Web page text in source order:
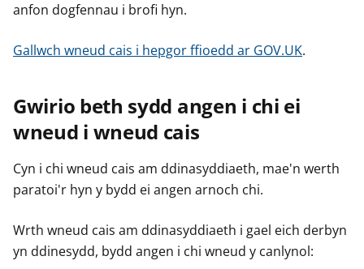
anfon dogfennau i brofi hyn.
Gallwch wneud cais i hepgor ffioedd ar GOV.UK.
Gwirio beth sydd angen i chi ei
wneud i wneud cais
Cyn i chi wneud cais am ddinasyddiaeth, mae'n werth
paratoi'r hyn y bydd ei angen arnoch chi.
Wrth wneud cais am ddinasyddiaeth i gael eich derbyn
yn ddinesydd, bydd angen i chi wneud y canlynol: